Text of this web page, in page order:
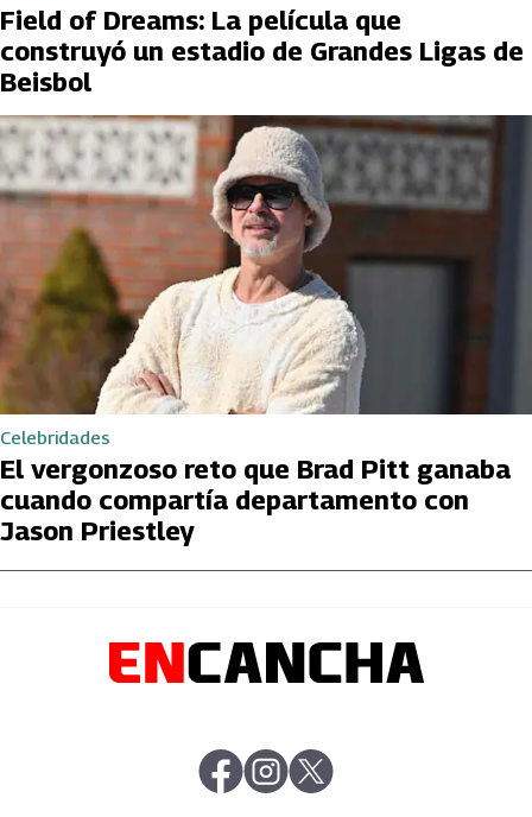
Field of Dreams: La película que
construyó un estadio de Grandes Ligas de
Beisbol
Celebridades
El vergonzoso reto que Brad Pitt ganaba
cuando compartía departamento con
Jason Priestley
abre en nueva pestaña
abre en nueva pestaña